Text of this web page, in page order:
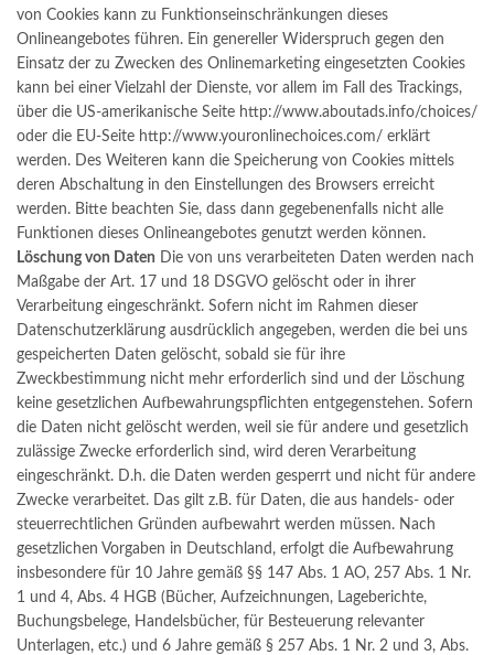
von Cookies kann zu Funktionseinschränkungen dieses
Onlineangebotes führen. Ein genereller Widerspruch gegen den
Einsatz der zu Zwecken des Onlinemarketing eingesetzten Cookies
kann bei einer Vielzahl der Dienste, vor allem im Fall des Trackings,
über die US-amerikanische Seite http://www.aboutads.info/choices/
oder die EU-Seite http://www.youronlinechoices.com/ erklärt
werden. Des Weiteren kann die Speicherung von Cookies mittels
deren Abschaltung in den Einstellungen des Browsers erreicht
werden. Bitte beachten Sie, dass dann gegebenenfalls nicht alle
Funktionen dieses Onlineangebotes genutzt werden können.
Löschung von Daten Die von uns verarbeiteten Daten werden nach
Maßgabe der Art. 17 und 18 DSGVO gelöscht oder in ihrer
Verarbeitung eingeschränkt. Sofern nicht im Rahmen dieser
Datenschutzerklärung ausdrücklich angegeben, werden die bei uns
gespeicherten Daten gelöscht, sobald sie für ihre
Zweckbestimmung nicht mehr erforderlich sind und der Löschung
keine gesetzlichen Aufbewahrungspflichten entgegenstehen. Sofern
die Daten nicht gelöscht werden, weil sie für andere und gesetzlich
zulässige Zwecke erforderlich sind, wird deren Verarbeitung
eingeschränkt. D.h. die Daten werden gesperrt und nicht für andere
Zwecke verarbeitet. Das gilt z.B. für Daten, die aus handels- oder
steuerrechtlichen Gründen aufbewahrt werden müssen. Nach
gesetzlichen Vorgaben in Deutschland, erfolgt die Aufbewahrung
insbesondere für 10 Jahre gemäß §§ 147 Abs. 1 AO, 257 Abs. 1 Nr.
1 und 4, Abs. 4 HGB (Bücher, Aufzeichnungen, Lageberichte,
Buchungsbelege, Handelsbücher, für Besteuerung relevanter
Unterlagen, etc.) und 6 Jahre gemäß § 257 Abs. 1 Nr. 2 und 3, Abs.